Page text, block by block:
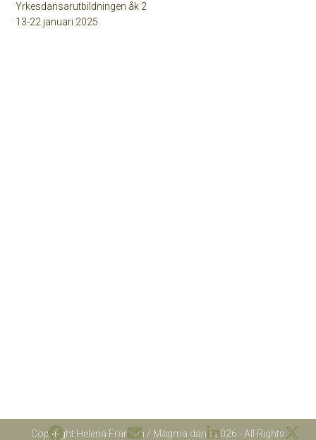
Yrkesdansarutbildningen åk 2
13-22 januari 2025
Copyright Helena Franzén / Magma dans 2026 - All Rights